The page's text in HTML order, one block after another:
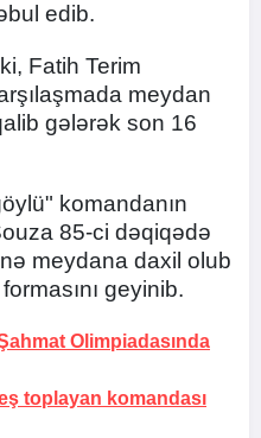
edib.
Fatih Terim
meydan
gələrək son 16
komandanın
85-ci dəqiqədə
meydana daxil olub
geyinib.
Olimpiadasında
toplayan komandası